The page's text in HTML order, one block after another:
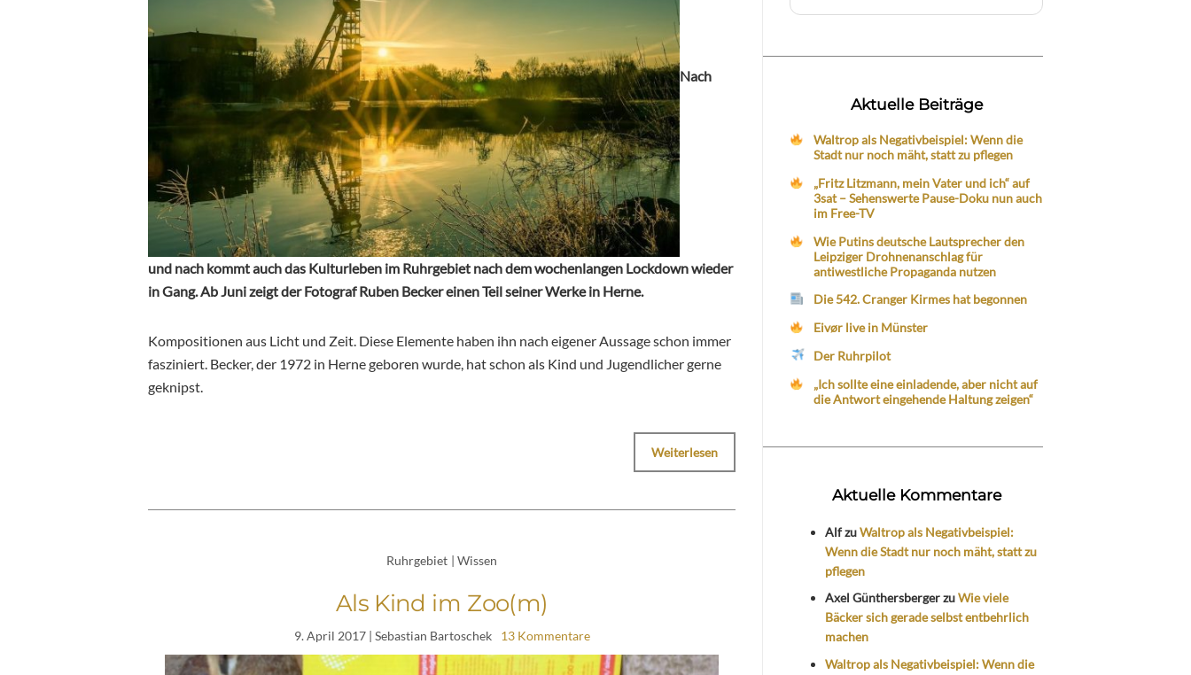
Nach
und nach kommt auch das Kulturleben im Ruhrgebiet nach dem wochenlangen Lockdown wieder
in Gang. Ab Juni zeigt der Fotograf Ruben Becker einen Teil seiner Werke in Herne.
Kompositionen aus Licht und Zeit. Diese Elemente haben ihn nach eigener Aussage schon immer
fasziniert. Becker, der 1972 in Herne geboren wurde, hat schon als Kind und Jugendlicher gerne
geknipst.
Weiterlesen
Ruhrgebiet | Wissen
Als Kind im Zoo(m)
9. April 2017| Sebastian Bartoschek 13 Kommentare
Aktuelle Beiträge
Waltrop als Negativbeispiel: Wenn die
Stadt nur noch mäht, statt zu pflegen
„Fritz Litzmann, mein Vater und ich“ auf
3sat – Sehenswerte Pause-Doku nun auch
im Free-TV
Wie Putins deutsche Lautsprecher den
Leipziger Drohnenanschlag für
antiwestliche Propaganda nutzen
Die 542. Cranger Kirmes hat begonnen
Eivør live in Münster
Der Ruhrpilot
„Ich sollte eine einladende, aber nicht auf
die Antwort eingehende Haltung zeigen“
Aktuelle Kommentare
AlfzuWaltrop als Negativbeispiel:
Wenn die Stadt nur noch mäht, statt zu
pflegen
Axel GünthersbergerzuWie viele
Bäcker sich gerade selbst entbehrlich
machen
Waltrop als Negativbeispiel: Wenn die